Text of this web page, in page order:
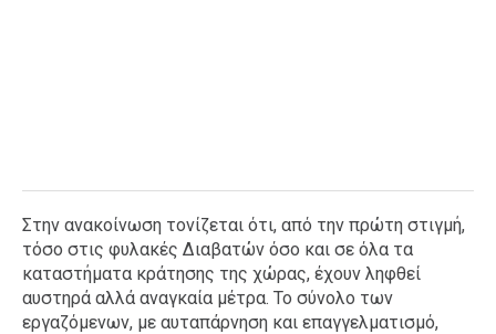
Στην ανακοίνωση τονίζεται ότι, από την πρώτη στιγμή,
τόσο στις φυλακές Διαβατών όσο και σε όλα τα
καταστήματα κράτησης της χώρας, έχουν ληφθεί
αυστηρά αλλά αναγκαία μέτρα. Το σύνολο των
εργαζόμενων, με αυταπάρνηση και επαγγελματισμό,